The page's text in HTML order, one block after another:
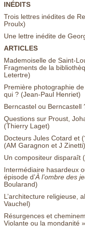
INÉDITS
Trois lettres inédites de
Proulx)
Une lettre inédite de
ARTICLES
Mademoiselle de Saint-
Fragments de la
Letertre)
Première photographie
qui ? (Jean-Paul Henriet)
Berncastel ou Berncastell
Questions sur Proust,
(Thierry Laget)
Docteurs Jules Cotard et
(AM Garagnon et J Zinetti)
Un compositeur disparaît
Intermédiaire hasardeux
épisode d’À l’ombre des
Boularand)
L’architecture religieuse,
Vauchel)
Résurgences et
Violante ou la mondanité